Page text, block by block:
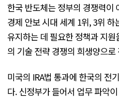
한국 반도체는 정부의 경쟁력이
경제 안보 시대 세계 1위, 3위
유지하는 데 필요한 정책과 지
의 기술 전략 경쟁의 희생양으
미국의 IRA법 통과에 한국의 전
다. 신정부가 들어서 업무 파악